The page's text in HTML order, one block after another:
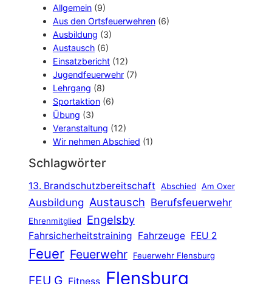
Allgemein(9)
Aus den Ortsfeuerwehren(6)
Ausbildung (3)
Austausch(6)
Einsatzbericht(12)
Jugendfeuerwehr(7)
Lehrgang (8)
Sportaktion(6)
Übung (3)
Veranstaltung (12)
Wir nehmen Abschied (1)
Schlagwörter
13. Brandschutzbereitschaft Abschied Am Oxer
Ausbildung Austausch Berufsfeuerwehr
Ehrenmitglied Engelsby
Fahrsicherheitstraining Fahrzeuge FEU 2
Feuer Feuerwehr Feuerwehr Flensburg
FEU G Fitness Flensburg